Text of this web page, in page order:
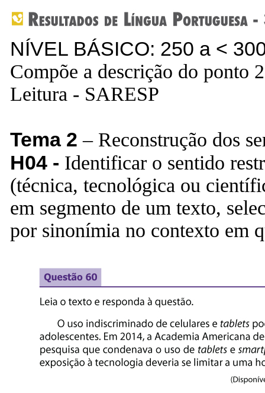
NÍVEL BÁSICO: 250 a <
Compõe a descrição do ponto
Leitura - SARESP
Tema 2 – Reconstrução dos
H04 - Identificar o sentido
(técnica, tecnológica ou
em segmento de um texto,
por sinonímia no contexto em